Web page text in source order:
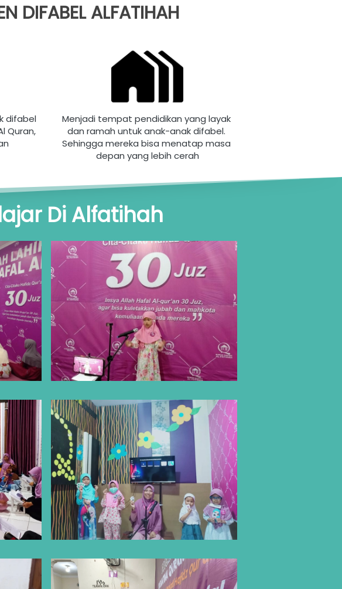
DIFABEL ALFATIHAH
difabel
Quran,
Menjadi tempat pendidikan yang layak
dan ramah untuk anak-anak difabel.
Sehingga mereka bisa menatap masa
depan yang lebih cerah
Di Alfatihah